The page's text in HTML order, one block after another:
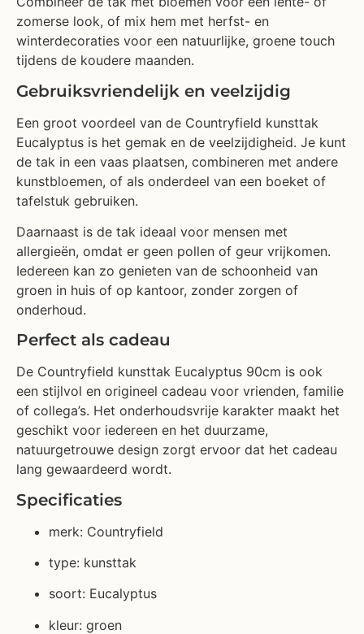
zomerse look, of mix hem met herfst- en
winterdecoraties voor een natuurlijke, groene touch
tijdens de koudere maanden.
Gebruiksvriendelijk en veelzijdig
Een groot voordeel van de Countryfield kunsttak
Eucalyptus is het gemak en de veelzijdigheid. Je kunt
de tak in een vaas plaatsen, combineren met andere
kunstbloemen, of als onderdeel van een boeket of
tafelstuk gebruiken.
Daarnaast is de tak ideaal voor mensen met
allergieën, omdat er geen pollen of geur vrijkomen.
Iedereen kan zo genieten van de schoonheid van
groen in huis of op kantoor, zonder zorgen of
onderhoud.
Perfect als cadeau
De Countryfield kunsttak Eucalyptus 90cm is ook
een stijlvol en origineel cadeau voor vrienden, familie
of collega’s. Het onderhoudsvrije karakter maakt het
geschikt voor iedereen en het duurzame,
natuurgetrouwe design zorgt ervoor dat het cadeau
lang gewaardeerd wordt.
Specificaties
merk: Countryfield
type: kunsttak
soort: Eucalyptus
kleur: groen